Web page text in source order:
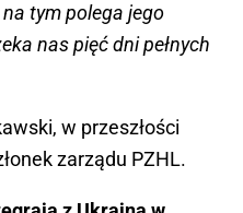
tym polega jego
nas pięć dni pełnych
w przeszłości
zarządu PZHL.